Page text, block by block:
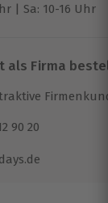
obliegt
| Sa: 10-16 Uhr
als Firma
90 20